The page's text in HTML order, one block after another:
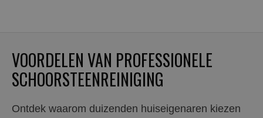
VOORDELEN VAN PROFESSIONELE
SCHOORSTEENREINIGING
Ontdek waarom duizenden huiseigenaren kiezen